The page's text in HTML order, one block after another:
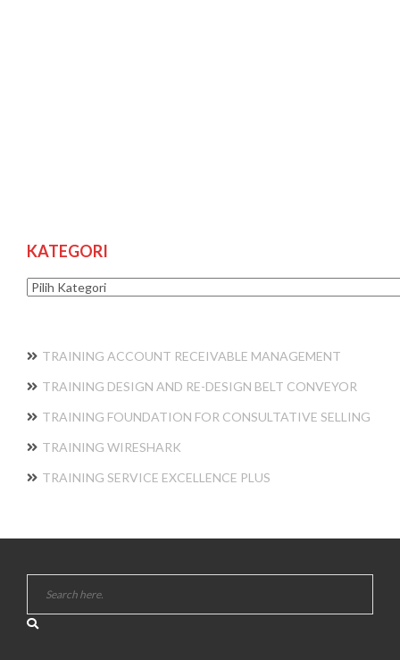
KATEGORI
Kategori
TRAINING ACCOUNT RECEIVABLE MANAGEMENT
TRAINING DESIGN AND RE-DESIGN BELT CONVEYOR
TRAINING FOUNDATION FOR CONSULTATIVE SELLING
TRAINING WIRESHARK
TRAINING SERVICE EXCELLENCE PLUS